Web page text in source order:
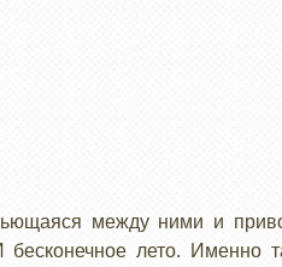
между ними и
лето. Именно